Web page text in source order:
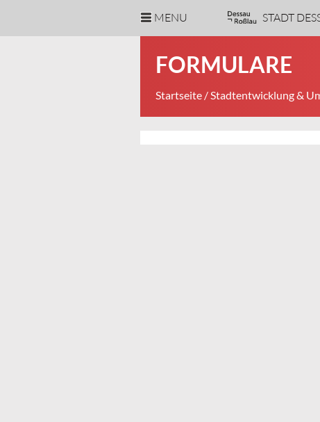
MENU STADT
FORMULARE
Startseite /Stadtentwicklung &